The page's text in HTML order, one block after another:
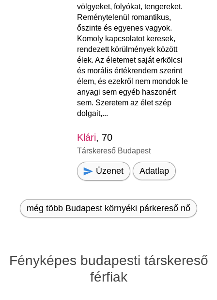
völgyeket, folyókat, tengereket.
Reménytelenül romantikus,
őszinte és egyenes vagyok.
Komoly kapcsolatot keresek,
rendezett körülmények között
élek. Az életemet saját erkölcsi
és morális értékrendem szerint
élem, és ezekről nem mondok le
anyagi sem egyéb haszonért
sem. Szeretem az élet szép
dolgait,...
Klári, 70
Társkereső Budapest
Üzenet Adatlap
még több Budapest környéki párkereső nő
Fényképes budapesti társkereső
férfiak